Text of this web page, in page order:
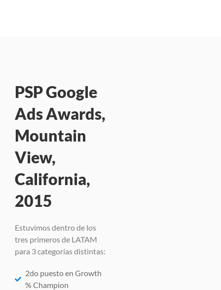
PSP Google
Ads Awards,
Mountain
View,
California,
2015
Estuvimos dentro de los
tres primeros de LATAM
para 3 categorías distintas:
2do puesto en Growth
% Champion